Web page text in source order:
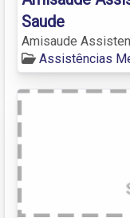
Saude
Amisaude
Assistências